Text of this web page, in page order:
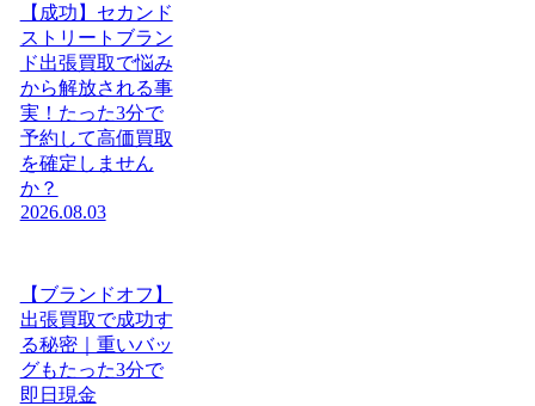
【成功】セカンド
ストリートブラン
ド出張買取で悩み
から解放される事
実！たった3分で
予約して高価買取
を確定しません
か？
2026.08.03
【ブランドオフ】
出張買取で成功す
る秘密｜重いバッ
グもたった3分で
即日現金